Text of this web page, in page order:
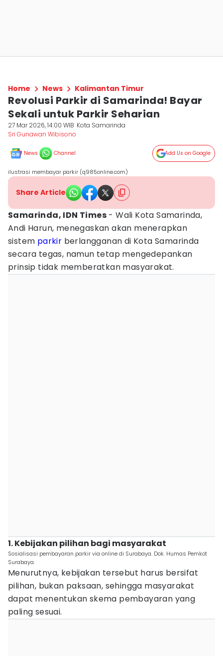
Home News Kalimantan Timur
Revolusi Parkir di Samarinda! Bayar
Sekali untuk Parkir Seharian
27 Mar 2026, 14:00 WIB Kota Samarinda
Sri Gunawan Wibisono
News Channel Add Us on Google
ilustrasi membayar parkir (q985online.com)
Share Article
Samarinda, IDN Times - Wali Kota Samarinda,
Andi Harun, menegaskan akan menerapkan
sistem parkir berlangganan di Kota Samarinda
secara tegas, namun tetap mengedepankan
prinsip tidak memberatkan masyarakat.
1. Kebijakan pilihan bagi masyarakat
Sosialisasi pembayaran parkir via online di Surabaya. Dok. Humas Pemkot
Surabaya.
Menurutnya, kebijakan tersebut harus bersifat
pilihan, bukan paksaan, sehingga masyarakat
dapat menentukan skema pembayaran yang
paling sesuai.